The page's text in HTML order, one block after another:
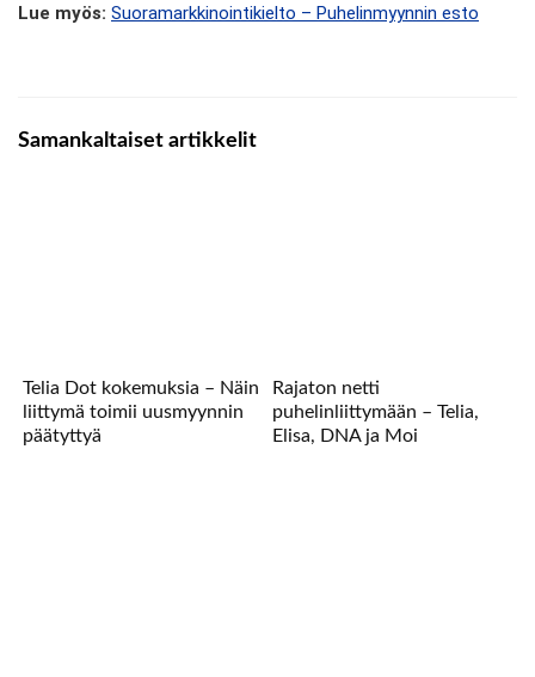
Lue myös: Suoramarkkinointikielto – Puhelinmyynnin esto
Samankaltaiset artikkelit
Telia Dot kokemuksia – Näin
liittymä toimii uusmyynnin
päätyttyä
Rajaton netti
puhelinliittymään – Telia,
Elisa, DNA ja Moi